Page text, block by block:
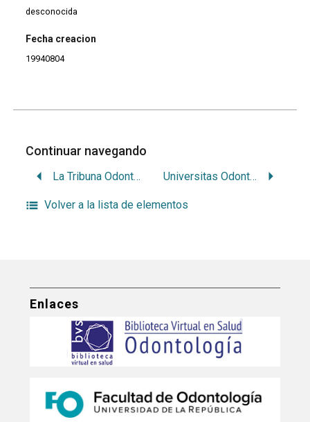
desconocida
Fecha creacion
19940804
Continuar navegando
La Tribuna Odontológica Universitas Odontológica
Volver a la lista de elementos
Enlaces